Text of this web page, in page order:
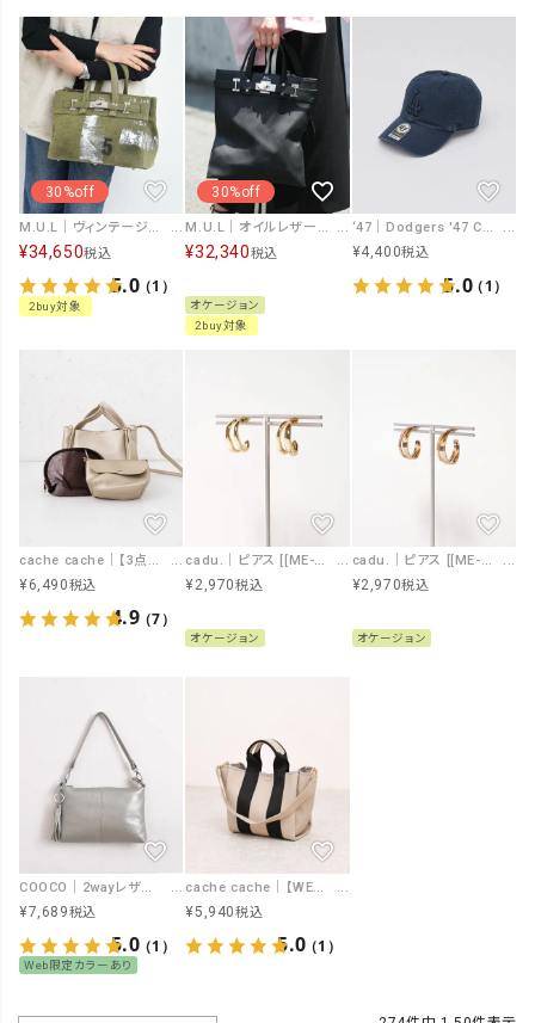
30%off
M.U.L｜ヴィンテージリメイクファブリック トート S [[MUL063-704319]][F]
¥34,650税込
5.0（1）
2buy対象
30%off
M.U.L｜オイルレザーサコッシュS [[MUL067]][F]
¥32,340税込
オケージョン
2buy対象
‘47｜Dodgers '47 CLEAN UP WHT×WHT [[RGW12GWSNL]][F]
¥4,400税込
5.0（1）
cache cache｜【3点セット】ポーチ付ソフトレザー調バッグ [[01-00-71710]][F]
¥6,490税込
4.9（7）
cadu.｜ピアス [[ME-250699]][F]
¥2,970税込
オケージョン
cadu.｜ピアス [[ME-250697]][F]
¥2,970税込
オケージョン
¥7,689税込
5.0（1）
Web限定カラーあり
¥5,940税込
5.0（1）